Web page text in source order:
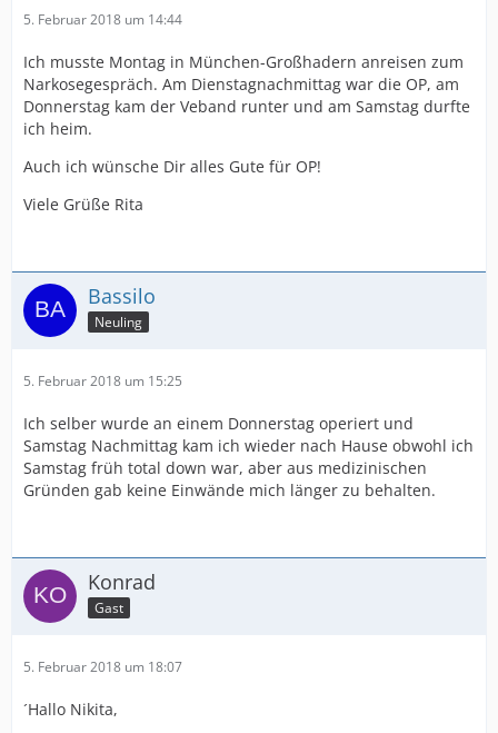
5. Februar 2018 um 14:44
Ich musste Montag in München-Großhadern anreisen zum
Narkosegespräch. Am Dienstagnachmittag war die OP, am
Donnerstag kam der Veband runter und am Samstag durfte
ich heim.
Auch ich wünsche Dir alles Gute für OP!
Viele Grüße Rita
Bassilo
Neuling
5. Februar 2018 um 15:25
Ich selber wurde an einem Donnerstag operiert und
Samstag Nachmittag kam ich wieder nach Hause obwohl ich
Samstag früh total down war, aber aus medizinischen
Gründen gab keine Einwände mich länger zu behalten.
Konrad
Gast
5. Februar 2018 um 18:07
´Hallo Nikita,